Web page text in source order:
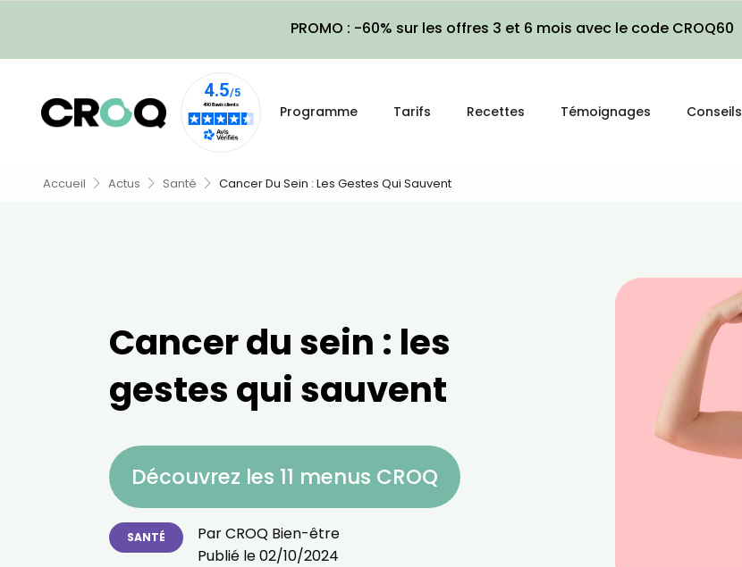
PROMO : -60% sur les offres 3 et 6 mois avec le code CROQ60
Programme Tarifs Recettes Témoignages Conseils
Accueil Actus Santé Cancer Du Sein : Les Gestes Qui Sauvent
Cancer du sein : les
gestes qui sauvent
Découvrez les 11 menus CROQ
SANTÉ ParCROQ Bien-être
Publié le02/10/2024